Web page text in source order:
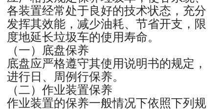
各装置经常处于良好的技术状态，充分
发挥其效能，减少油耗、节省开支，限
度地延长垃圾车的使用寿命。
（一）底盘保养
底盘应严格遵守其使用说明书的规定，
进行日、周例行保养。
（二）作业装置保养
作业装置的保养一般情况下依照下列规